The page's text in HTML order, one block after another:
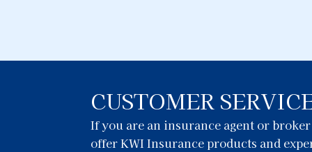
CUSTOMER
If you are an insurance agent or
offer KWI Insurance products and